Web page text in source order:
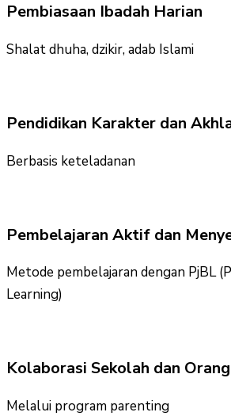
Pembiasaan Ibadah Harian
Shalat dhuha, dzikir, adab Islami
Pendidikan Karakter dan
Berbasis keteladanan
Pembelajaran Aktif dan
Metode pembelajaran dengan PjBL
Learning)
Kolaborasi Sekolah dan
Melalui program parenting